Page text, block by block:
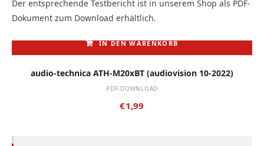
Der entsprechende Testbericht ist in unserem Shop als PDF-
Dokument zum Download erhältlich.
IN DEN WARENKORB
audio-technica ATH-M20xBT (audiovision 10-2022)
PDF-DOWNLOAD
€1,99